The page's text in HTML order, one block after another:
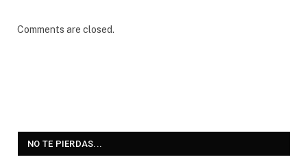
Comments are closed.
NO TE PIERDAS...